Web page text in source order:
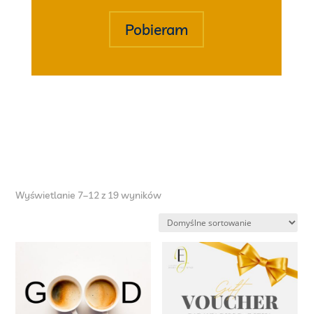
Pobieram
Wyświetlanie 7–12 z 19 wyników